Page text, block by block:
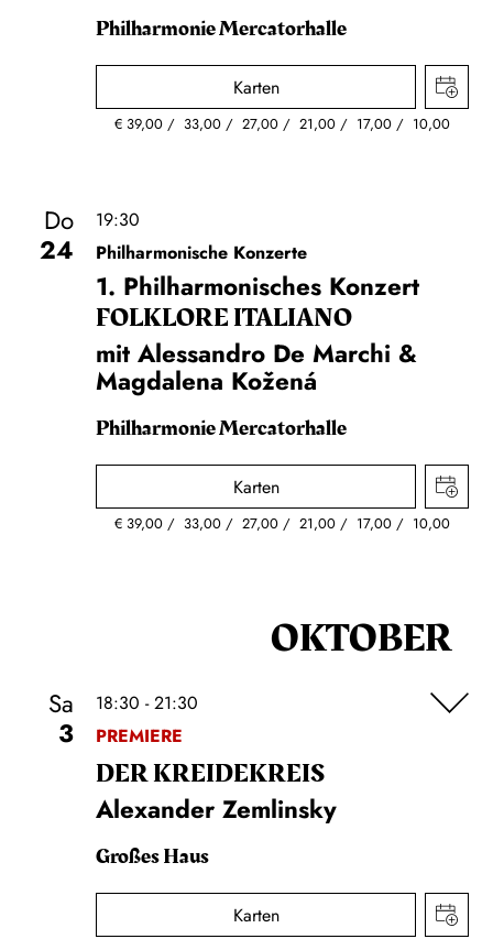
Philharmonie Mercatorhalle
Karten
€ 39,00 33,00 27,00 21,00 17,00 10,00
Do
24
19:30
Philharmonische Konzerte
1. Philharmonisches Konzert
FOLKLORE ITALIANO
mit Alessandro De Marchi &
Magdalena Kožená
Philharmonie Mercatorhalle
Karten
€ 39,00 33,00 27,00 21,00 17,00 10,00
OKTOBER
Sa
3
18:30 - 21:30
PREMIERE
DER KREIDE­KREIS
Alexander Zemlinsky
Großes Haus
Karten